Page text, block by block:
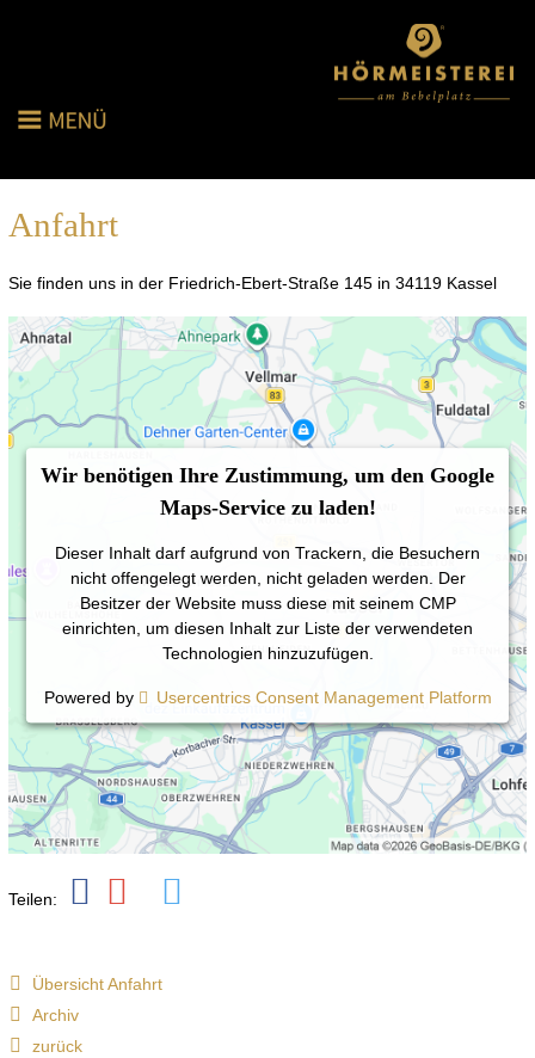
Anfahrt
Sie finden uns in der Friedrich-Ebert-Straße 145 in 34119 Kassel
Wir benötigen Ihre Zustimmung, um den Google
Maps-Service zu laden!
Dieser Inhalt darf aufgrund von Trackern, die Besuchern
nicht offengelegt werden, nicht geladen werden. Der
Besitzer der Website muss diese mit seinem CMP
einrichten, um diesen Inhalt zur Liste der verwendeten
Technologien hinzuzufügen.
Powered by Usercentrics Consent Management Platform
Teilen:
Übersicht Anfahrt
Archiv
zurück